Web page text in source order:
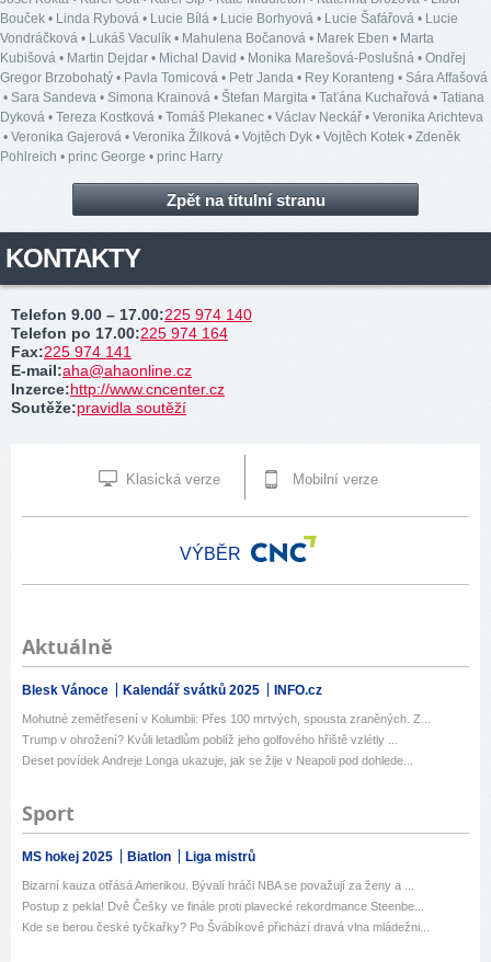
Bouček • Linda Rybová • Lucie Bílá • Lucie Borhyová • Lucie Šafářová • Lucie
Vondráčková • Lukáš Vaculík • Mahulena Bočanová • Marek Eben • Marta
Kubišová • Martin Dejdar • Michal David • Monika Marešová-Poslušná • Ondřej
Gregor Brzobohatý • Pavla Tomicová • Petr Janda • Rey Koranteng • Sára Affašová
• Sara Sandeva • Simona Krainová • Štefan Margita • Taťána Kuchařová • Tatiana
Dyková • Tereza Kostková • Tomáš Plekanec • Václav Neckář • Veronika Arichteva
• Veronika Gajerová • Veronika Žilková • Vojtěch Dyk • Vojtěch Kotek • Zdeněk
Pohlreich • princ George • princ Harry
Zpět na titulní stranu
KONTAKTY
Telefon 9.00 – 17.00:225 974 140
Telefon po 17.00:225 974 164
Fax:225 974 141
E-mail:aha@ahaonline.cz
Inzerce:http://www.cncenter.cz
Soutěže:pravidla soutěží
Klasická verze Mobilní verze
VÝBĚR
Aktuálně
Blesk Vánoce Kalendář svátků 2025 INFO.cz
Mohutné zemětřesení v Kolumbii: Přes 100 mrtvých, spousta zraněných. Z...
Trump v ohrožení? Kvůli letadlům poblíž jeho golfového hřiště vzlétly ...
Deset povídek Andreje Longa ukazuje, jak se žije v Neapoli pod dohlede...
Sport
MS hokej 2025 Biatlon Liga mistrů
Bizarní kauza otřásá Amerikou. Bývalí hráči NBA se považují za ženy a ...
Postup z pekla! Dvě Češky ve finále proti plavecké rekordmance Steenbe...
Kde se berou české tyčkařky? Po Švábíkové přichází dravá vlna mládežni...